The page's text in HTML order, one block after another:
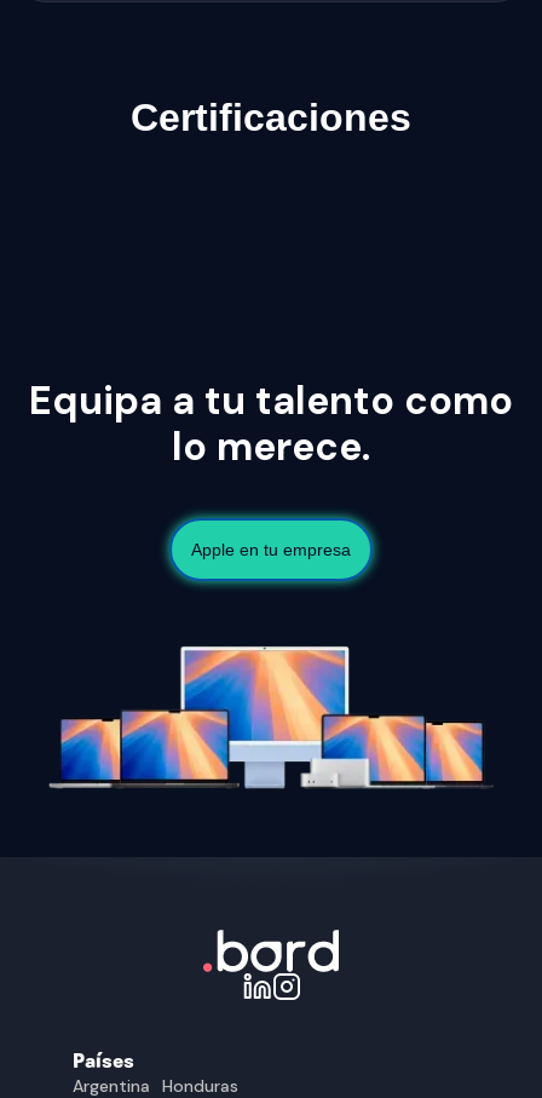
Certificaciones
Equipa a tu talento como
lo merece.
Apple en tu empresa
Países
Argentina
Honduras